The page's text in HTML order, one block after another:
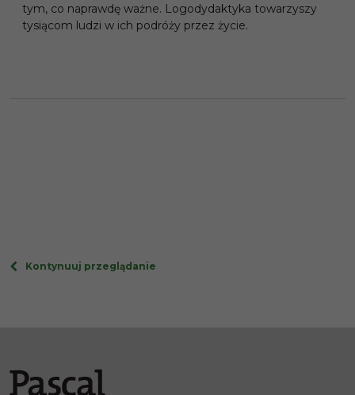
tym, co naprawdę ważne. Logodydaktyka towarzyszy
tysiącom ludzi w ich podróży przez życie.
Kontynuuj przeglądanie